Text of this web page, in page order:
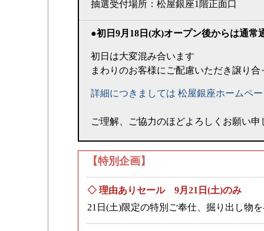
抽選受付場所：松屋銀座1階正面口
●初日9月18日(水)オープン後からは通常
初日は大変混み合います
まわりのお客様にご配慮いただき譲り
詳細につきましては 松屋銀座ホームペ
ご理解、ご協力のほどよろしくお願い申
【特別企画】
◇ 理由ありセール 9月21日(土)のみ
21日(土)限定の特別ご奉仕、掘り出し物